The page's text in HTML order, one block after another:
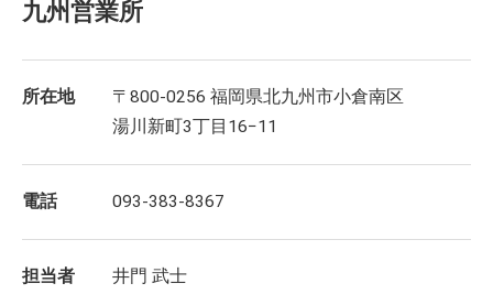
九州営業所
所在地
〒800-0256 福岡県北九州市小倉南区
湯川新町3丁目16−11
電話 093-383-8367
担当者 井門 武士